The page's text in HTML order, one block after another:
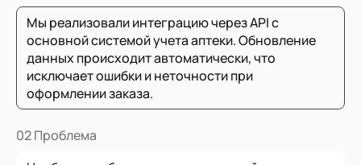
Мы реализовали интеграцию через API с
основной системой учета аптеки. Обновление
данных происходит автоматически, что
исключает ошибки и неточности при
оформлении заказа.
02 Проблема